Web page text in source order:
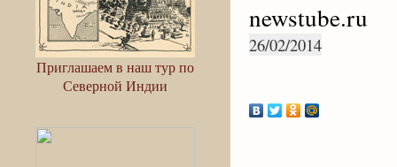
Приглашаем в наш тур по
Северной Индии
newstube.ru
26/02/2014